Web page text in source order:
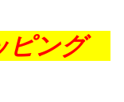
ピング